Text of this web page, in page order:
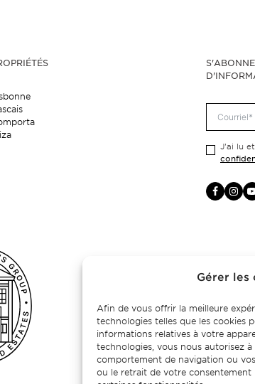
Gérer les
Afin de vous offrir la meilleure
technologies telles que les cookies
informations relatives à votre
technologies, vous nous autorisez
comportement de navigation ou
ou le retrait de votre
J'ai lu